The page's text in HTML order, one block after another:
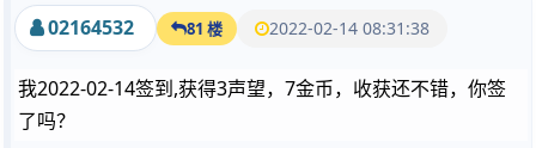
02164532 81 楼 2022-02-14 08:31:38
我2022-02-14签到,获得3声望，7金币，收获还不错，你签
了吗？